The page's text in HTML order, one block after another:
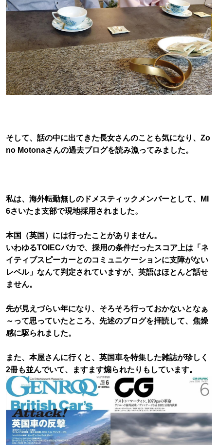
そして、話の中に出てきた長女さんのことも気になり、Zo
no Motonaさんの過去ブログを読み漁ってみました。
私は、海外転勤無しのドメスティックメンバーとして、MI
6さいたま支部で現地採用されました。
本国（英国）には行ったことがありません。
いわゆるTOIECバカで、採用の条件だったスコア上は「ネ
イティブスピーカーとのコミュニケーションに支障がない
レベル」なんて判定されていますが、英語はほとんど話せ
ません。
先が見えづらい年になり、そろそろ行っておかないとなぁ
～って思っていたところ、先述のブログを拝読して、焦燥
感に駆られました。
また、本屋さんに行くと、英国車を特集した雑誌が珍しく
2冊も並んでいて、ますます煽られたりもしています。